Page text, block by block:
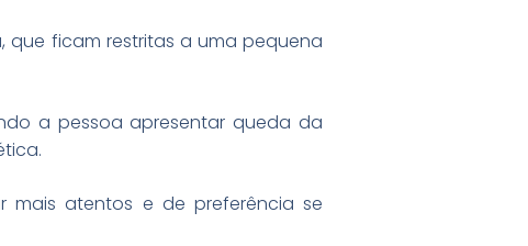
que ficam restritas a uma pequena
a pessoa apresentar queda da
atentos e de preferência se